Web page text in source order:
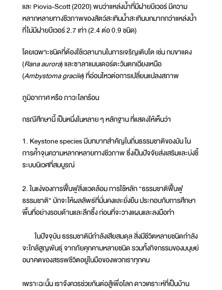
และ Piovia-Scott (2020) พบว่าแหล่งน้ำที่มีฝายบีเวอร์ มีความ
หลากหลายทางชีวภาพของสัตว์สะเทินน้ำสะเทินบกมากกว่าแหล่งน้ำ
ที่ไม่มีฝายบีเวอร์ 2.7 เท่า (2.4 ต่อ 0.9 ชนิด)
โดยเฉพาะชนิดที่ต้องใช้เวลานานในการเจริญเติบโต เช่น กบขาแดง
(Rana aurora) และซาลาแมนเดอร์ตะวันตกเฉียงเหนือ
(Ambystoma gracile) ที่อ่อนไหวต่อการเปลี่ยนแปลงสภาพ
ภูมิอากาศ หรือ ภาวะโลกร้อน
กรณีศึกษานี้ เป็นหนึ่งในหลาย ๆ หลักฐาน ที่แสดงให้เห็นว่า
1. Keystone species มีบทบาทสำคัญในถิ่นธรรมชาติของมัน ใน
การค้ำจุนความหลากหลายทางชีวภาพ ซึ่งเป็นปัจจัยส่งเสริมและบ่งชี้
ระบบนิเวศที่สมบูรณ์
2. ในแง่ของการฟื้นฟูสิ่งแวดล้อม การใช้หลัก “ธรรมชาติฟื้นฟู
ธรรมชาติ” มักจะให้ผลลัพธ์ที่มั่นคงและยั่งยืน ประกอบกับการศึกษา
พื้นที่อย่างรอบด้านและลึกซึ้ง ก่อนที่จะวางแผนและลงมือทำ
ในปัจจุบัน ธรรมชาติมีกำลังเสียสมดุล สิ่งมีชีวิตหลายชนิดกำลัง
จะใกล้สูญพันธุ์ จากภัยคุกคามหลายชนิด รวมทั้งกิจกรรมของมนุษย์
อนาคตของสรรพชีวิตอยู่ในมือของพวกเราทุกคน
เพราะฉะนั้น เราจึงควรช่วยกันต่อสู้เพื่อโลก ดาวเคราะห์ที่เป็นบ้าน